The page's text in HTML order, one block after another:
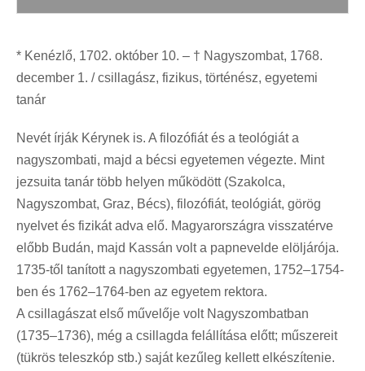
* Kenézlő, 1702. október 10. – † Nagyszombat, 1768.
december 1. / csillagász, fizikus, történész, egyetemi
tanár
Nevét írják Kérynek is. A filozófiát és a teológiát a
nagyszombati, majd a bécsi egyetemen végezte. Mint
jezsuita tanár több helyen működött (Szakolca,
Nagyszombat, Graz, Bécs), filozófiát, teológiát, görög
nyelvet és fizikát adva elő. Magyarországra visszatérve
előbb Budán, majd Kassán volt a papnevelde elöljárója.
1735-től tanított a nagyszombati egyetemen, 1752–1754-
ben és 1762–1764-ben az egyetem rektora.
A csillagászat első művelője volt Nagyszombatban
(1735–1736), még a csillagda felállítása előtt; műszereit
(tükrös teleszkóp stb.) saját kezűleg kellett elkészítenie.